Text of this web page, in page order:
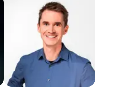
Bann des Wandels von Klima
und Umwelt.